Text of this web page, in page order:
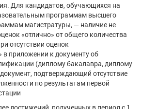
Для кандидатов, обучающихся на
программам высшего
магистратуры, — наличие не
«отлично» от общего количества
отсутствии оценок
в приложении к документу об
(диплому бакалавра, диплому
подтверждающий отсутствие
по результатам первой